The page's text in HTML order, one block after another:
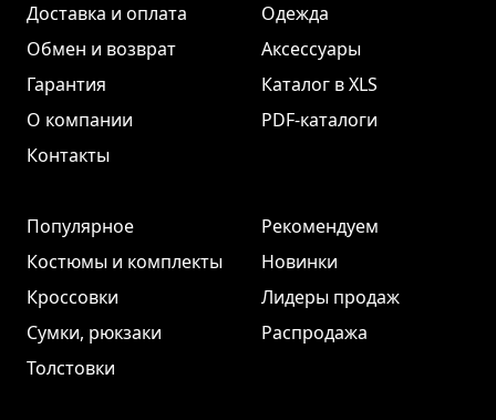
Доставка и оплата
Обмен и возврат
Гарантия
О компании
Контакты
Одежда
Аксессуары
Каталог в XLS
PDF-каталоги
Популярное
Костюмы и комплекты
Кроссовки
Сумки, рюкзаки
Толстовки
Рекомендуем
Новинки
Лидеры продаж
Распродажа